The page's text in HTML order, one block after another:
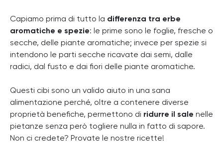
Capiamo prima di tutto la differenza tra erbe
aromatiche e spezie: le prime sono le foglie, fresche o
secche, delle piante aromatiche; invece per spezie si
intendono le parti secche ricavate dai semi, dalle
radici, dal fusto e dai fiori delle piante aromatiche.
Questi cibi sono un valido aiuto in una sana
alimentazione perché, oltre a contenere diverse
proprietà benefiche, permettono di ridurre il sale nelle
pietanze senza però togliere nulla in fatto di sapore.
Non ci credete? Provate le nostre ricette!